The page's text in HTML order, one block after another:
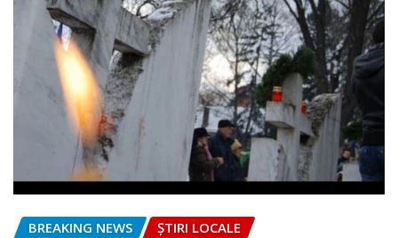
BREAKING NEWS ȘTIRI LOCALE